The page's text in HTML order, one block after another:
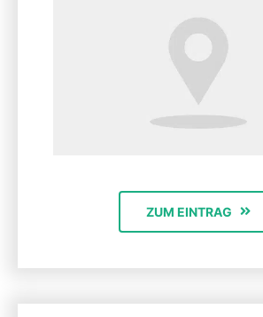
ZUM EINTRAG